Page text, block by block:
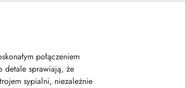
połączeniem
detale sprawiają, że
sypialni, niezależnie